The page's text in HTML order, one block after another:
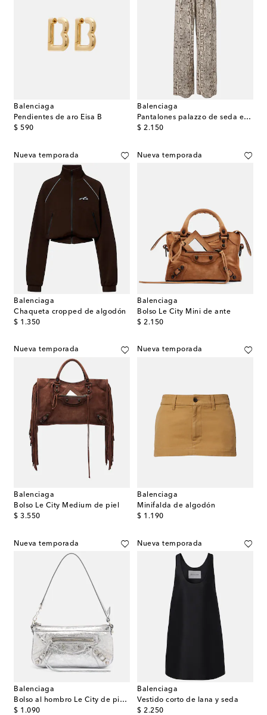
Balenciaga
Pendientes de aro Eisa B
$ 590
original price
Balenciaga
Pantalones palazzo de seda estampados
$ 2.150
original price
Nueva temporada
Balenciaga
Chaqueta cropped de algodón
$ 1.350
original price
Nueva temporada
Balenciaga
Bolso Le City Mini de ante
$ 2.150
original price
Nueva temporada
Balenciaga
Bolso Le City Medium de piel
$ 3.550
original price
Nueva temporada
Balenciaga
Minifalda de algodón
$ 1.190
original price
Nueva temporada
Balenciaga
Bolso al hombro Le City de piel metalizada
$ 1.090
original price
Nueva temporada
Balenciaga
Vestido corto de lana y seda
$ 2.250
original price